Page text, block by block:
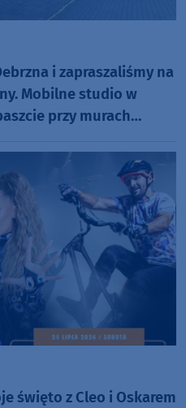
i zapraszaliśmy na
Mobilne studio w
przy murach
święto z Cleo i Oskarem